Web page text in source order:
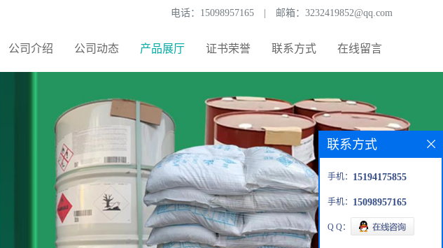
电话： 15098957165 邮箱： 3232419852@qq.com
公司介绍 公司动态 产品展厅 证书荣誉 联系方式 在线留言
联系方式
手机： 15194175855
手机： 15098957165
Q Q：